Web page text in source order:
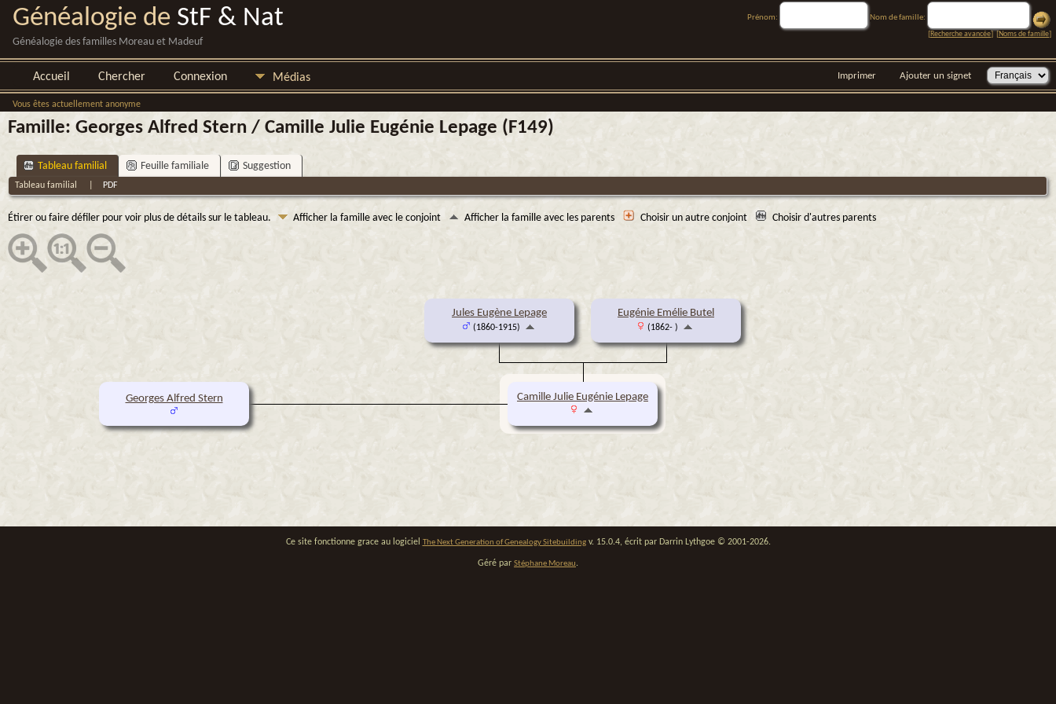
Généalogie de StF & Nat
Généalogie des familles Moreau et Madeuf
Prénom:
Nom de famille:
[Recherche avancée] [Noms de famille]
Accueil Chercher Connexion Médias Imprimer Ajouter un signet
Vous êtes actuellement anonyme
Famille: Georges Alfred Stern / Camille Julie Eugénie Lepage (F149)
Tableau familial Feuille familiale Suggestion
Tableau familial PDF
Étirer ou faire défiler pour voir plus de détails sur le tableau. Afficher la famille avec le conjoint Afficher la famille avec les parents Choisir un autre conjoint Choisir d'autres parents
Jules Eugène Lepage
(1860-1915)
Eugénie Emélie Butel
(1862- )
Georges Alfred Stern Camille Julie Eugénie Lepage
Ce site fonctionne grace au logiciel The Next Generation of Genealogy Sitebuildingv. 15.0.4, écrit par Darrin Lythgoe © 2001-2026.
Géré par Stéphane Moreau.